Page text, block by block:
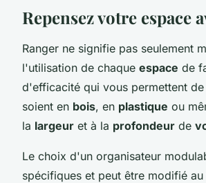
Repensez votre espace
Ranger ne signifie pas seulement
l'utilisation de chaque espace de
d'efficacité qui vous permettent
soient en bois, en plastique ou
la largeur et à la profondeur de
Le choix d'un organisateur
spécifiques et peut être modifié